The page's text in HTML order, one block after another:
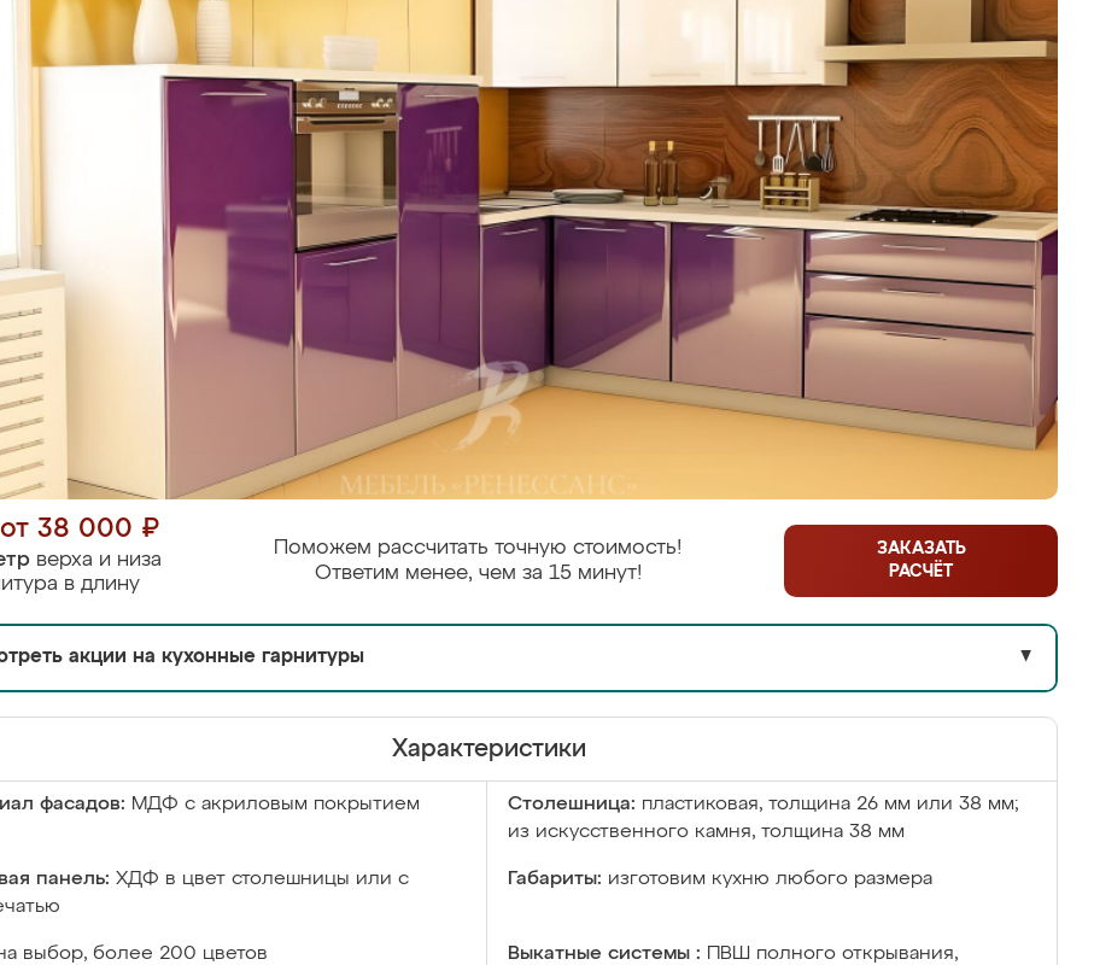
38 000 ₽
верха и низа
в длину
Поможем рассчитать точную стоимость!
Ответим менее, чем за 15 минут!
ЗАКАЗАТЬ
РАСЧЁТ
акции на кухонные гарнитуры ▼
Характеристики
фасадов: МДФ с акриловым покрытием Столешница: пластиковая, толщина 26 мм или 38 мм;
из искусственного камня, толщина 38 мм
панель: ХДФ в цвет столешницы или с
Габариты: изготовим кухню любого размера
выбор, более 200 цветов Выкатные системы :
ПВШ полного открывания,